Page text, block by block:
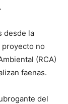
desde la
no
(RCA)
faenas.
del